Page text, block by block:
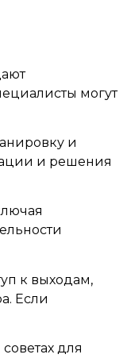
могут
и
и решения
к выходам,
Если
для